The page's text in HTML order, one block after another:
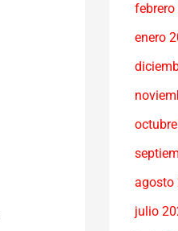
enero
agosto
julio